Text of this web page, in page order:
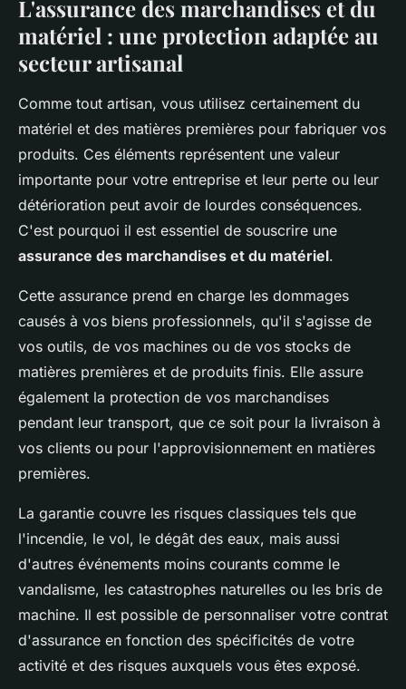
L'assurance des marchandises et du
matériel : une protection adaptée au
secteur artisanal
Comme tout artisan, vous utilisez certainement du
matériel et des matières premières pour fabriquer vos
produits. Ces éléments représentent une valeur
importante pour votre entreprise et leur perte ou leur
détérioration peut avoir de lourdes conséquences.
C'est pourquoi il est essentiel de souscrire une
assurance des marchandises et du matériel.
Cette assurance prend en charge les dommages
causés à vos biens professionnels, qu'il s'agisse de
vos outils, de vos machines ou de vos stocks de
matières premières et de produits finis. Elle assure
également la protection de vos marchandises
pendant leur transport, que ce soit pour la livraison à
vos clients ou pour l'approvisionnement en matières
premières.
La garantie couvre les risques classiques tels que
l'incendie, le vol, le dégât des eaux, mais aussi
d'autres événements moins courants comme le
vandalisme, les catastrophes naturelles ou les bris de
machine. Il est possible de personnaliser votre contrat
d'assurance en fonction des spécificités de votre
activité et des risques auxquels vous êtes exposé.